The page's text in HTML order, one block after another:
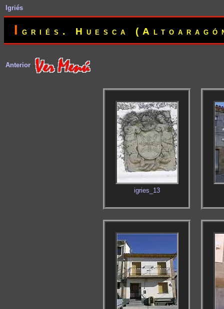
Igriés
I griés. Huesca
Anterior
igries_13